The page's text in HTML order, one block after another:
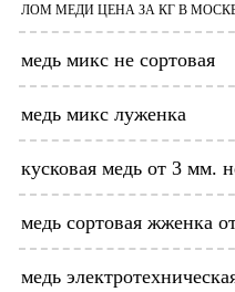
ЛОМ МЕДИ ЦЕНА ЗА КГ В
медь микс не сортовая
медь микс луженка
кусковая медь от 3 мм.
медь сортовая жженка
медь